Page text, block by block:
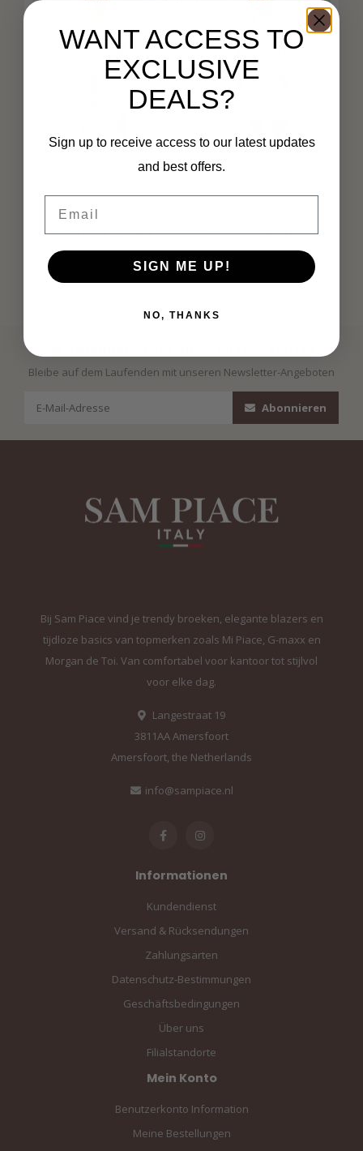
Bladgroen
€79,99 €49,99 €99,99 €59,99
Bleibe auf dem Laufenden mit unseren Newsletter-Angeboten
Abonnieren
Bij Sam Piace vind je trendy broeken, elegante blazers en
tijdloze basics van topmerken zoals Mi Piace, G-maxx en
Morgan de Toi. Van comfortabel voor kantoor tot stijlvol
voor elke dag.
Langestraat 19
3811AA Amersfoort
Amersfoort, the Netherlands
info@sampiace.nl
Informationen
Kundendienst
Versand & Rücksendungen
Zahlungsarten
Datenschutz-Bestimmungen
Geschäftsbedingungen
Über uns
Filialstandorte
Mein Konto
Benutzerkonto Information
Meine Bestellungen
WANT ACCESS TO
EXCLUSIVE
DEALS?
Sign up to receive access to our latest updates
and best offers.
SIGN ME UP!
NO, THANKS